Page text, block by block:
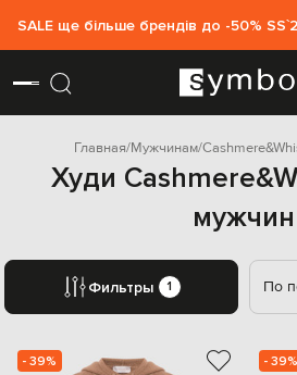
SALE ще більше брендів до -50%
Главная Мужчинам
Худи
мужчин
Фильтры 1 По
- 39% - 39%